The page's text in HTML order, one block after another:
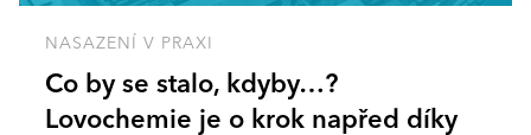
NASAZENÍ V PRAXI
Co by se stalo, kdyby…?
Lovochemie je o krok napřed díky